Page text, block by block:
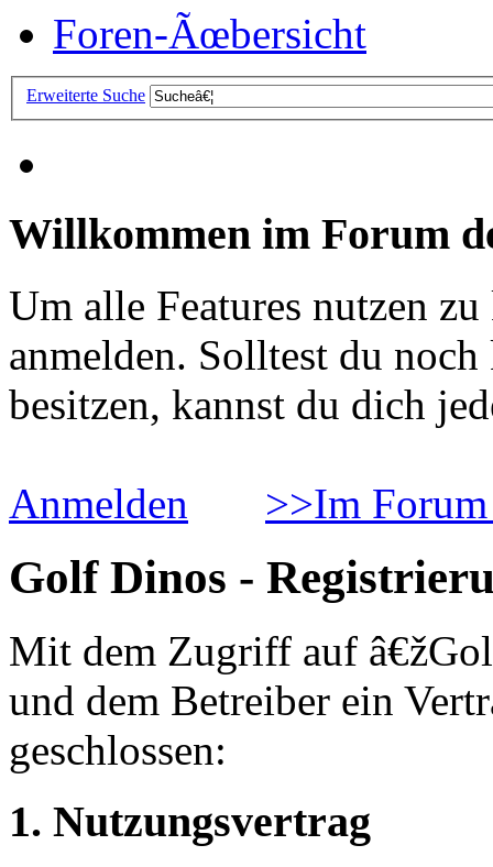
Foren-Ãœbersicht
Erweiterte Suche
Willkommen im Forum
Um alle Features nutzen
anmelden. Solltest du
besitzen, kannst du dich
Anmelden >>Im
Golf Dinos -
Mit dem Zugriff auf
und dem Betreiber ein
geschlossen:
1. Nutzungsvertrag